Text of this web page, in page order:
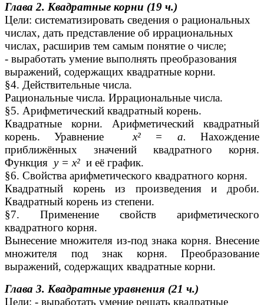
Глава 2. Квадратные корни (19 ч.)
Цели: систематизировать сведения о рациональных
числах, дать представление об иррациональных
числах, расширив тем самым понятие о числе;
- выработать умение выполнять преобразования
выражений, содержащих квадратные корни.
§4. Действительные числа.
Рациональные числа. Иррациональные числа.
§5. Арифметический квадратный корень.
Квадратные корни. Арифметический квадратный
корень. Уравнениех² = а. Нахождение
приближённых значений квадратного корня.
Функция у = х² и её график.
§6. Свойства арифметического квадратного корня.
Квадратный корень из произведения и дроби.
Квадратный корень из степени.
§7. Применение свойств арифметического
квадратного корня.
Вынесение множителя из-под знака корня. Внесение
множителя под знак корня. Преобразование
выражений, содержащих квадратные корни.
Глава 3. Квадратные уравнения (21 ч.)
Цели: - выработать умение решать квадратные